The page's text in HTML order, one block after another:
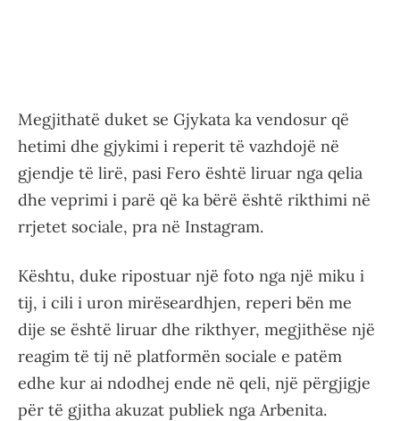
Megjithatë duket se Gjykata ka vendosur që
hetimi dhe gjykimi i reperit të vazhdojë në
gjendje të lirë, pasi Fero është liruar nga qelia
dhe veprimi i parë që ka bërë është rikthimi në
rrjetet sociale, pra në Instagram.
Kështu, duke ripostuar një foto nga një miku i
tij, i cili i uron mirëseardhjen, reperi bën me
dije se është liruar dhe rikthyer, megjithëse një
reagim të tij në platformën sociale e patëm
edhe kur ai ndodhej ende në qeli, një përgjigje
për të gjitha akuzat publiek nga Arbenita.